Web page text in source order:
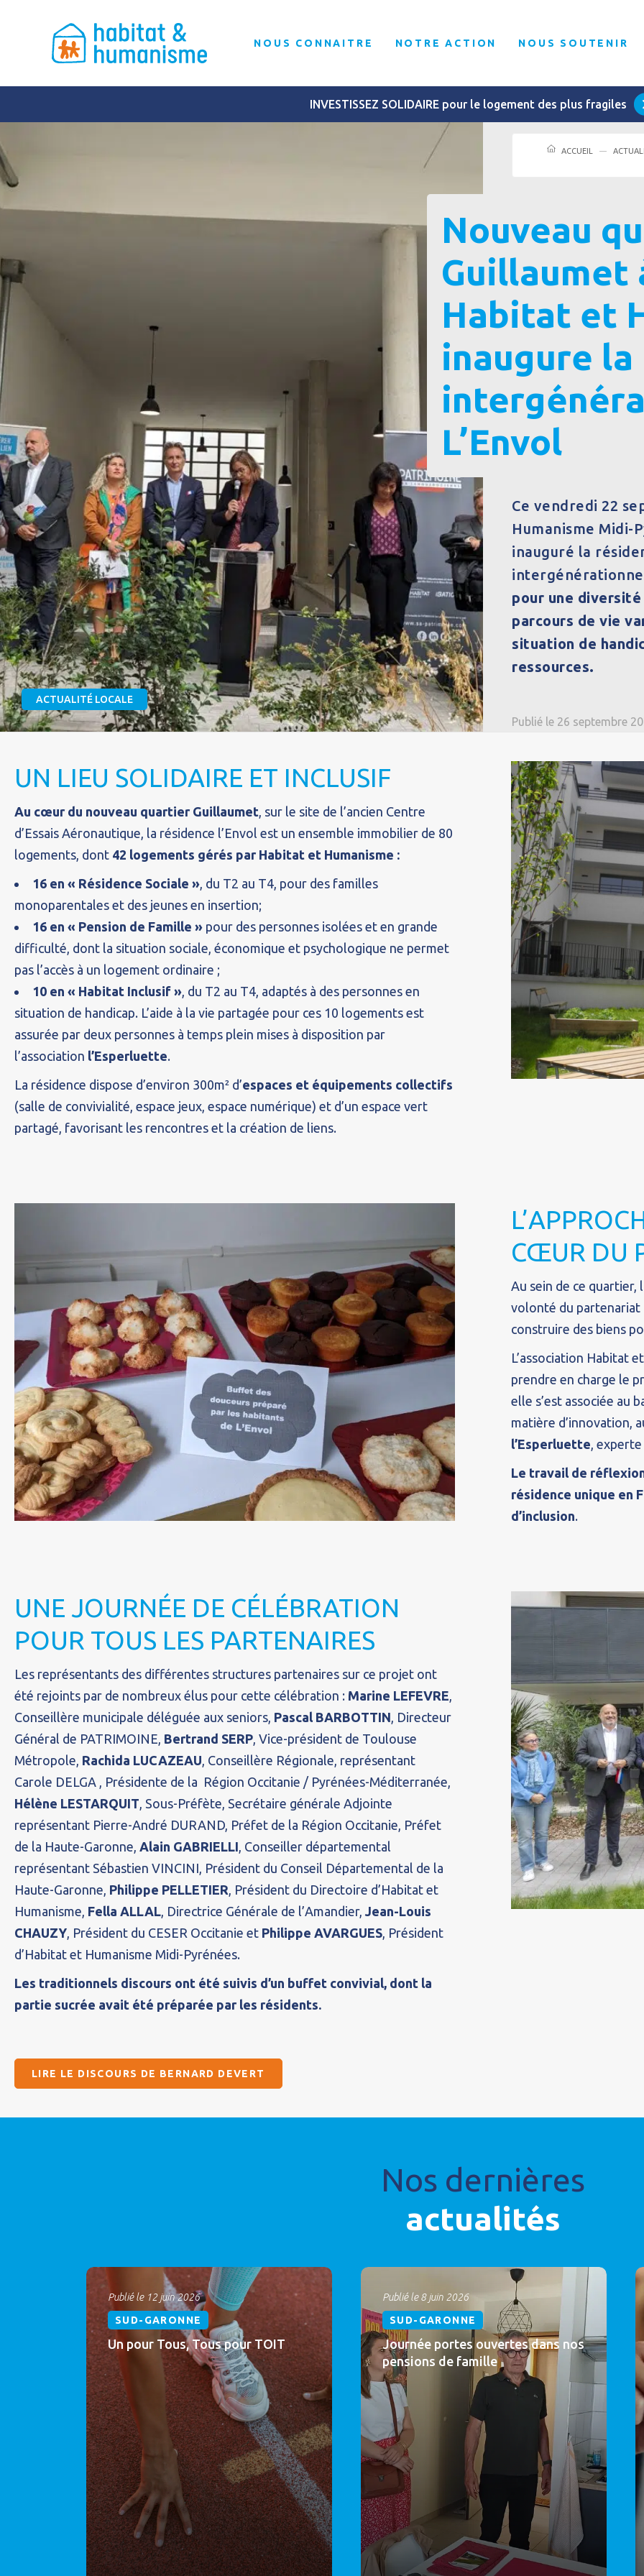
NOUS CONNAITRE NOTRE ACTION NOUS SOUTENIR
INVESTISSEZ SOLIDAIRE pour le logement des plus fragiles
ACTUALITÉ LOCALE
ACCUEIL
Nouveau
Guillaumet
Habitat et
inaugure
L’Envol
Ce vendredi 22
Humanisme Midi-
inauguré la
pour une
parcours de vie
situation de
ressources.
Publié le 26 septembre
UN LIEU SOLIDAIRE ET INCLUSIF
Au cœur du nouveau quartier Guillaumet, sur le site de l’ancien Centre
d’Essais Aéronautique, la résidence l’Envol est un ensemble immobilier de 80
logements, dont 42 logements gérés par Habitat et Humanisme :
16 en « Résidence Sociale », du T2 au T4, pour des familles
monoparentales et des jeunes en insertion;
16 en « Pension de Famille » pour des personnes isolées et en grande
difficulté, dont la situation sociale, économique et psychologique ne permet
pas l’accès à un logement ordinaire ;
10 en « Habitat Inclusif », du T2 au T4, adaptés à des personnes en
situation de handicap. L’aide à la vie partagée pour ces 10 logements est
assurée par deux personnes à temps plein mises à disposition par
l’association l’Esperluette.
La résidence dispose d’environ 300m² d’espaces et équipements collectifs
(salle de convivialité, espace jeux, espace numérique) et d’un espace vert
partagé, favorisant les rencontres et la création de liens.
CŒUR DU
Au sein de ce quartier,
volonté du partenariat
construire des biens
L’association Habitat
prendre en charge le
elle s’est associée au
matière d’innovation,
l’Esperluette, experte
Le travail de
résidence unique en
d’inclusion.
UNE JOURNÉE DE CÉLÉBRATION
POUR TOUS LES PARTENAIRES
Les représentants des différentes structures partenaires sur ce projet ont
été rejoints par de nombreux élus pour cette célébration : Marine LEFEVRE,
Conseillère municipale déléguée aux seniors, Pascal BARBOTTIN, Directeur
Général de PATRIMOINE, Bertrand SERP, Vice-président de Toulouse
Métropole, Rachida LUCAZEAU, Conseillère Régionale, représentant
Carole DELGA , Présidente de la Région Occitanie / Pyrénées-Méditerranée,
Hélène LESTARQUIT, Sous-Préfète, Secrétaire générale Adjointe
représentant Pierre-André DURAND, Préfet de la Région Occitanie, Préfet
de la Haute-Garonne, Alain GABRIELLI, Conseiller départemental
représentant Sébastien VINCINI, Président du Conseil Départemental de la
Haute-Garonne, Philippe PELLETIER, Président du Directoire d’Habitat et
Humanisme, Fella ALLAL, Directrice Générale de l’Amandier, Jean-Louis
CHAUZY, Président du CESER Occitanie et Philippe AVARGUES, Président
d’Habitat et Humanisme Midi-Pyrénées.
Les traditionnels discours ont été suivis d’un buffet convivial, dont la
partie sucrée avait été préparée par les résidents.
LIRE LE DISCOURS DE BERNARD DEVERT
Nos dernières
actualités
Publié le 12 juin 2026
SUD-GARONNE
Un pour Tous, Tous pour TOIT
Publié le 8 juin 2026
SUD-GARONNE
Journée portes ouvertes dans nos
pensions de famille